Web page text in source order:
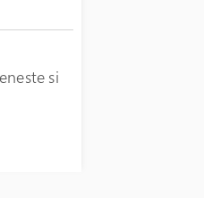
si